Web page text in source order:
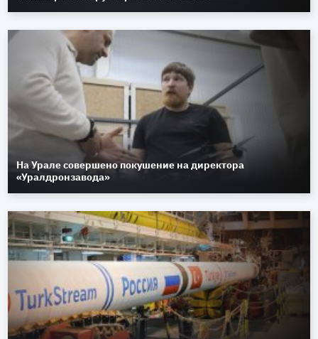
На Урале совершено покушение на директора
«Уралдронзавода»